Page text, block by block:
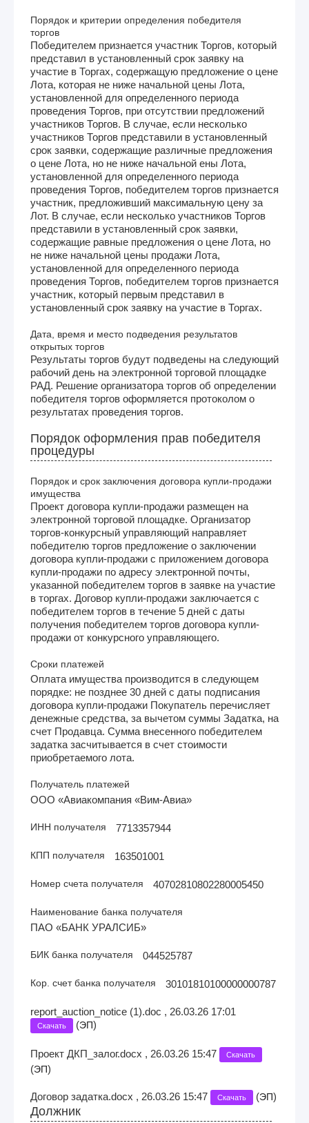
Порядок и критерии определения победителя
торгов
Победителем признается участник Торгов, который
представил в установленный срок заявку на
участие в Торгах, содержащую предложение о цене
Лота, которая не ниже начальной цены Лота,
установленной для определенного периода
проведения Торгов, при отсутствии предложений
участников Торгов. В случае, если несколько
участников Торгов представили в установленный
срок заявки, содержащие различные предложения
о цене Лота, но не ниже начальной ены Лота,
установленной для определенного периода
проведения Торгов, победителем торгов признается
участник, предложивший максимальную цену за
Лот. В случае, если несколько участников Торгов
представили в установленный срок заявки,
содержащие равные предложения о цене Лота, но
не ниже начальной цены продажи Лота,
установленной для определенного периода
проведения Торгов, победителем торгов признается
участник, который первым представил в
установленный срок заявку на участие в Торгах.
Дата, время и место подведения результатов
открытых торгов
Результаты торгов будут подведены на следующий
рабочий день на электронной торговой площадке
РАД. Решение организатора торгов об определении
победителя торгов оформляется протоколом о
результатах проведения торгов.
Порядок оформления прав победителя
процедуры
Порядок и срок заключения договора купли-продажи
имущества
Проект договора купли-продажи размещен на
электронной торговой площадке. Организатор
торгов-конкурсный управляющий направляет
победителю торгов предложение о заключении
договора купли-продажи с приложением договора
купли-продажи по адресу электронной почты,
указанной победителем торгов в заявке на участие
в торгах. Договор купли-продажи заключается с
победителем торгов в течение 5 дней с даты
получения победителем торгов договора купли-
продажи от конкурсного управляющего.
Сроки платежей
Оплата имущества производится в следующем
порядке: не позднее 30 дней с даты подписания
договора купли-продажи Покупатель перечисляет
денежные средства, за вычетом суммы Задатка, на
счет Продавца. Сумма внесенного победителем
задатка засчитывается в счет стоимости
приобретаемого лота.
Получатель платежей
ООО «Авиакомпания «Вим-Авиа»
ИНН получателя 7713357944
КПП получателя 163501001
Номер счета получателя 40702810802280005450
Наименование банка получателя
ПАО «БАНК УРАЛСИБ»
БИК банка получателя 044525787
Кор. счет банка получателя 30101810100000000787
report_auction_notice (1).doc , 26.03.26 17:01
Скачать (ЭП)
Проект ДКП_залог.docx , 26.03.26 15:47 Скачать
(ЭП)
Договор задатка.docx , 26.03.26 15:47 Скачать (ЭП)
Должник